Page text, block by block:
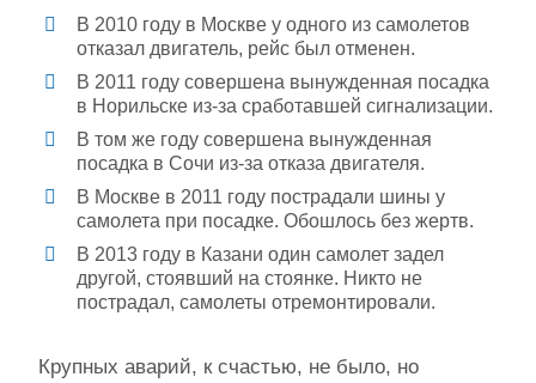
В 2010 году в Москве у одного из самолетов
отказал двигатель, рейс был отменен.
В 2011 году совершена вынужденная посадка
в Норильске из-за сработавшей сигнализации.
В том же году совершена вынужденная
посадка в Сочи из-за отказа двигателя.
В Москве в 2011 году пострадали шины у
самолета при посадке. Обошлось без жертв.
В 2013 году в Казани один самолет задел
другой, стоявший на стоянке. Никто не
пострадал, самолеты отремонтировали.
Крупных аварий, к счастью, не было, но